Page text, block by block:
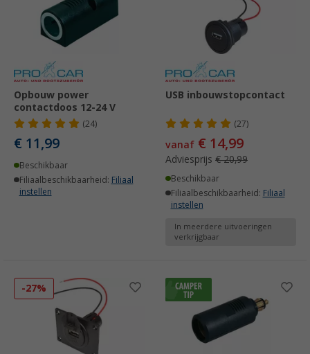
Opbouw power
contactdoos 12-24 V
(24)
€ 11,99
Beschikbaar
Filiaalbeschikbaarheid: Filiaal
instellen
USB inbouwstopcontact
(27)
vanaf € 14,99
Adviesprijs € 20,99
Beschikbaar
Filiaalbeschikbaarheid: Filiaal
instellen
In meerdere uitvoeringen
verkrijgbaar
-27%